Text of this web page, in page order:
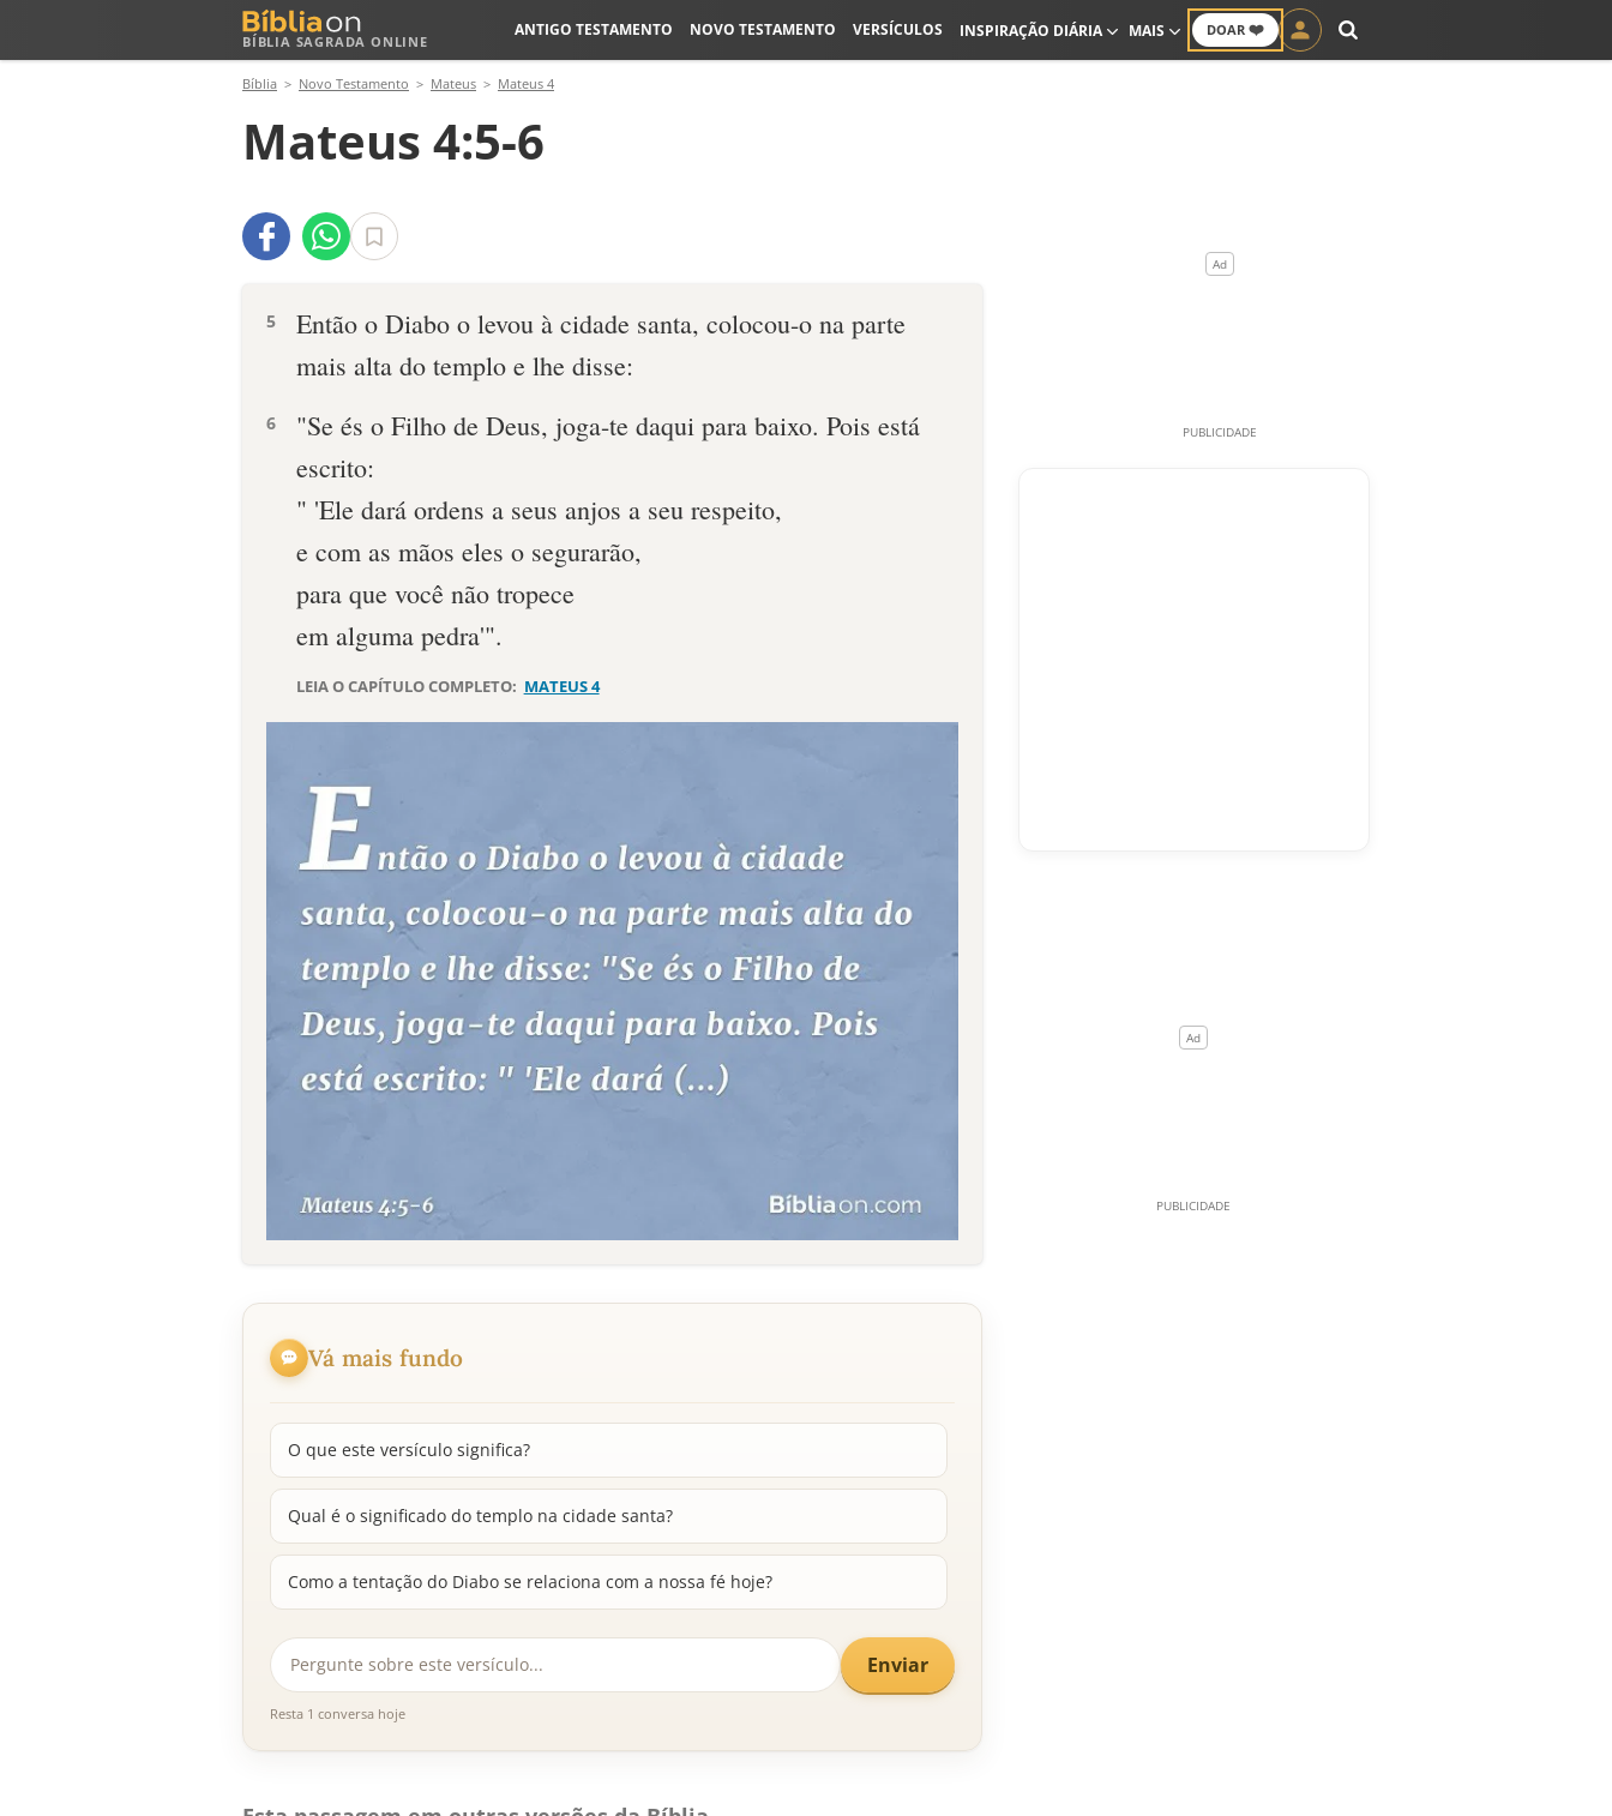
BÍBLIA SAGRADA ONLINE
DOAR ❤️
ANTIGO TESTAMENTO NOVO TESTAMENTO VERSÍCULOS INSPIRAÇÃO DIÁRIA MAIS
Bíblia Novo Testamento Mateus Mateus 4
Mateus 4:5-6
5
Então o Diabo o levou à cidade santa, colocou-o na parte
mais alta do templo e lhe disse:
6
"Se és o Filho de Deus, joga-te daqui para baixo. Pois está
escrito:
" 'Ele dará ordens a seus anjos a seu respeito,
e com as mãos eles o segurarão,
para que você não tropece
em alguma pedra'".
LEIA O CAPÍTULO COMPLETO: MATEUS 4
Vá mais fundo
O que este versículo significa?
Qual é o significado do templo na cidade santa?
Como a tentação do Diabo se relaciona com a nossa fé hoje?
Enviar
Resta 1 conversa hoje